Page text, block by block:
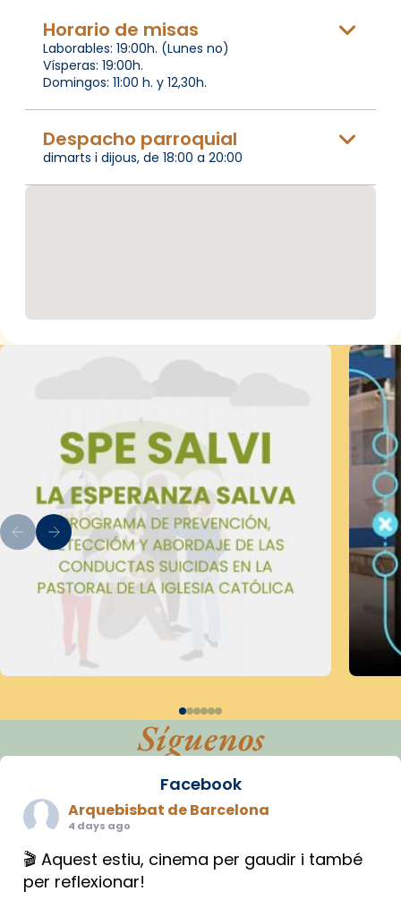
Horario de misas
Laborables: 19:00h. (Lunes no)
Vísperas: 19:00h.
Domingos: 11:00 h. y 12,30h.
Despacho parroquial
dimarts i dijous, de 18:00 a 20:00
Síguenos
Facebook
Arquebisbat de Barcelona
4 days ago
🎬 Aquest estiu, cinema per gaudir i també
per reflexionar!